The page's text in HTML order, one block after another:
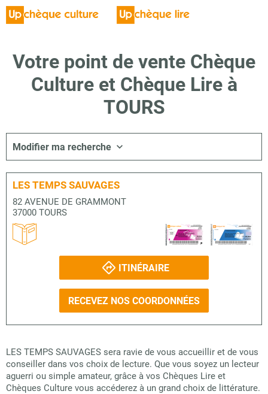
Votre point de vente Chèque
Culture et Chèque Lire à
TOURS
Modifier ma recherche
LES TEMPS SAUVAGES
82 AVENUE DE GRAMMONT
37000 TOURS
ITINÉRAIRE
RECEVEZ NOS COORDONNÉES
LES TEMPS SAUVAGES sera ravie de vous accueillir et de vous
conseiller dans vos choix de lecture. Que vous soyez un lecteur
aguerri ou simple amateur, grâce à vos Chèques Lire et
Chèques Culture vous accéderez à un grand choix de littérature.